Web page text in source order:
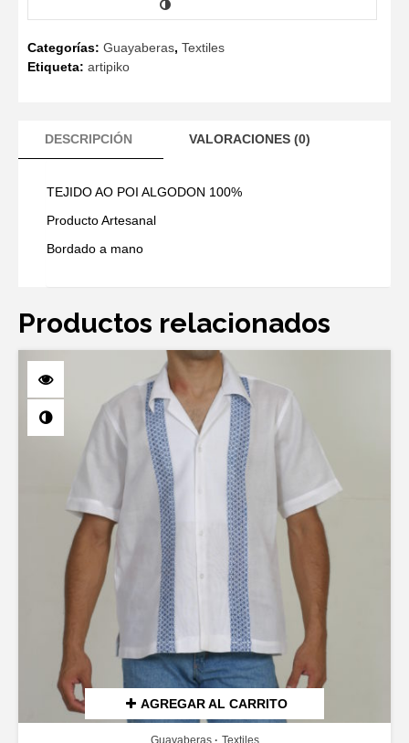
Categorías: Guayaberas, Textiles
Etiqueta: artipiko
DESCRIPCIÓN VALORACIONES (0)
TEJIDO AO POI ALGODON 100%
Producto Artesanal
Bordado a mano
Productos relacionados
AGREGAR AL CARRITO